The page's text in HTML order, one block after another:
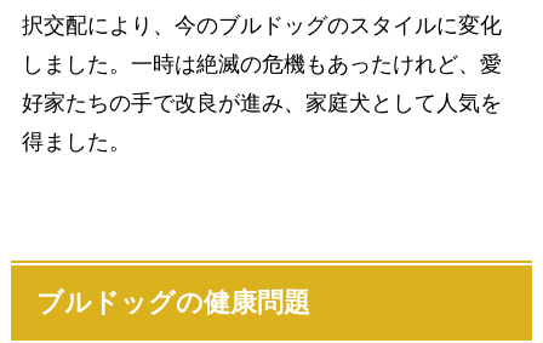
択交配により、今のブルドッグのスタイルに変化
しました。一時は絶滅の危機もあったけれど、愛
好家たちの手で改良が進み、家庭犬として人気を
得ました。
ブルドッグの健康問題